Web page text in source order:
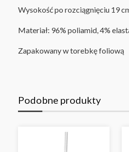
Wysokość po rozciągnięciu 19
Materiał: 96% poliamid, 4%
Zapakowany w torebkę foliową
Podobne produkty